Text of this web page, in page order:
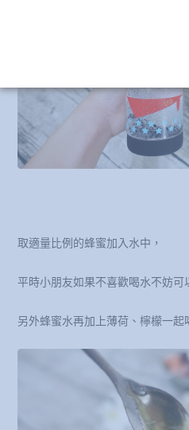
取適量比例的蜂蜜加入水中，
平時小朋友如果不喜歡喝水不妨
另外蜂蜜水再加上薄荷、檸檬一起